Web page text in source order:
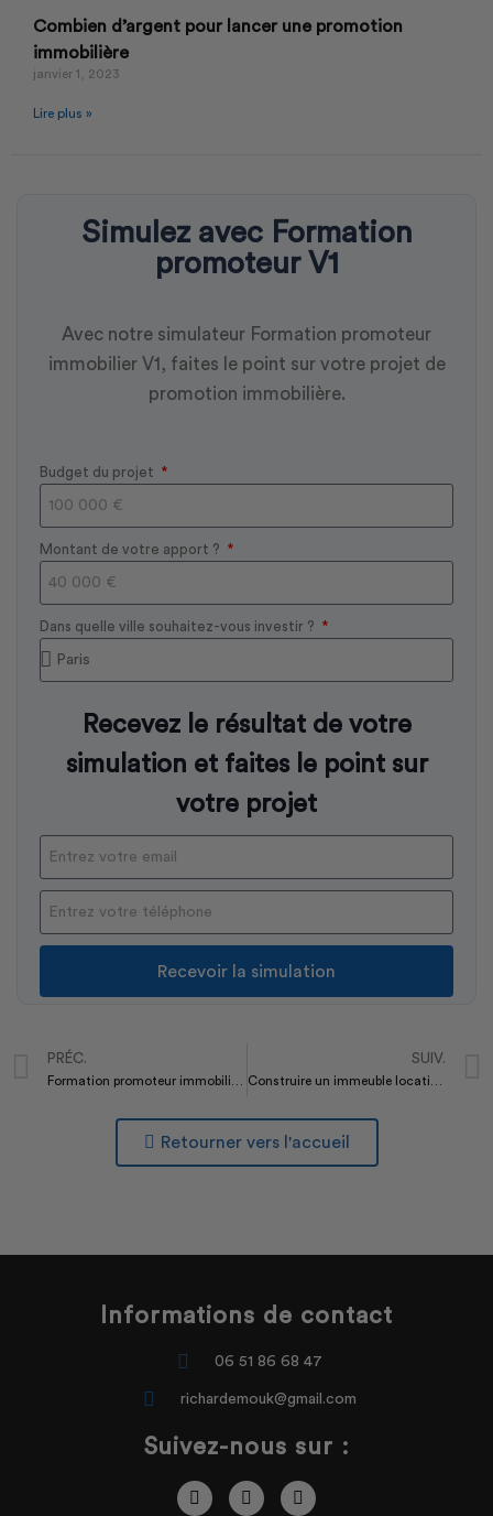
Combien d’argent pour lancer une promotion
immobilière
janvier 1, 2023
Lire plus »
Simulez avec Formation
promoteur V1
Avec notre simulateur Formation promoteur
immobilier V1, faites le point sur votre projet de
promotion immobilière.
Budget du projet
Montant de votre apport ?
Dans quelle ville souhaitez-vous investir ?
Recevez le résultat de votre
simulation et faites le point sur
votre projet
Recevoir la simulation
PRÉC. SUIV.
Retourner vers l'accueil
Informations de contact
06 51 86 68 47
richardemouk@gmail.com
Suivez-nous sur :